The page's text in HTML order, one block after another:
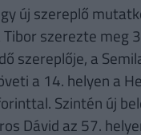
új szereplő
Tibor szerezte
szereplője, a
a 14. helyen a
Szintén új
Dávid az 57.